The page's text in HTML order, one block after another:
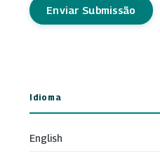
Enviar Submissão
Idioma
English